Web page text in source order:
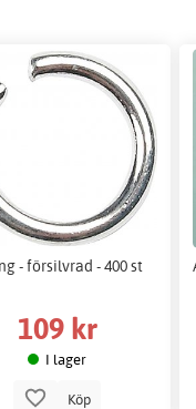
- försilvrad - 400 st
109 kr
I lager
Köp